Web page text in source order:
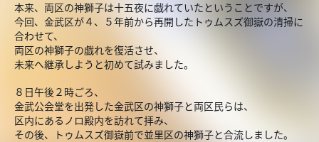
本来、両区の神獅子は十五夜に戯れていたということですが、
今回、金武区が４、５年前から再開したトゥムスズ御嶽の清掃に
合わせて、
両区の神獅子の戯れを復活させ、
未来へ継承しようと初めて試みました。
８日午後２時ごろ、
金武公会堂を出発した金武区の神獅子と両区民らは、
区内にあるノロ殿内を訪れて拝み、
その後、トゥムスズ御嶽前で並里区の神獅子と合流しました。